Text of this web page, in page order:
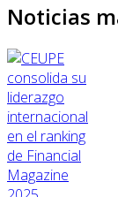
Noticias